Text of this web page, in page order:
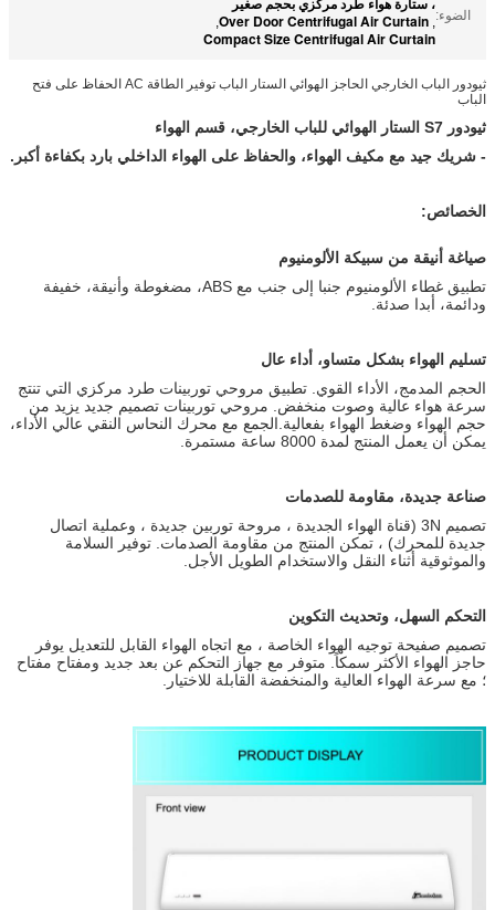
الضوء:,
Over Door Centrifugal Air Curtain
,
Compact Size Centrifugal Air Curtain
ثيودور الباب الخارجي الحاجز الهوائي الستار الباب توفير الطاقة AC الحفاظ على فتح
الباب
ثيودور S7 الستار الهوائي للباب الخارجي، قسم الهواء
- شريك جيد مع مكيف الهواء، والحفاظ على الهواء الداخلي بارد بكفاءة أكبر.
الخصائص:
صياغة أنيقة من سبيكة الألومنيوم
تطبيق غطاء الألومنيوم جنبا إلى جنب مع ABS، مضغوطة وأنيقة، خفيفة
ودائمة، أبدا صدئة.
تسليم الهواء بشكل متساو، أداء عال
الحجم المدمج، الأداء القوي. تطبيق مروحي توربينات طرد مركزي التي تنتج
سرعة هواء عالية وصوت منخفض. مروحي توربينات تصميم جديد يزيد من
حجم الهواء وضغط الهواء بفعالية.الجمع مع محرك النحاس النقي عالي الأداء،
يمكن أن يعمل المنتج لمدة 8000 ساعة مستمرة.
صناعة جديدة، مقاومة للصدمات
تصميم 3N (قناة الهواء الجديدة ، مروحة توربين جديدة ، وعملية اتصال
جديدة للمحرك) ، تمكن المنتج من مقاومة الصدمات. توفير السلامة
والموثوقية أثناء النقل والاستخدام الطويل الأجل.
التحكم السهل، وتحديث التكوين
تصميم صفيحة توجيه الهواء الخاصة ، مع اتجاه الهواء القابل للتعديل يوفر
حاجز الهواء الأكثر سمكاً. متوفر مع جهاز التحكم عن بعد جديد ومفتاح مفتاح
؛ مع سرعة الهواء العالية والمنخفضة القابلة للاختيار.